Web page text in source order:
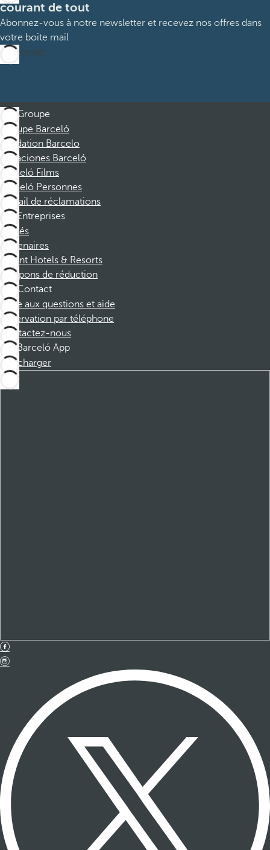
courant de tout
Abonnez-vous à notre newsletter et recevez nos offres dans
votre boite mail
M’abonner
Groupe
Groupe Barceló
Fondation Barcelo
Vacaciones Barceló
Barceló Films
Barceló Personnes
Portail de réclamations
Entreprises
Affiliés
Partenaires
Dorint Hotels & Resorts
Coupons de réduction
Contact
Foire aux questions et aide
Réservation par téléphone
Contactez-nous
Barceló App
Télécharger